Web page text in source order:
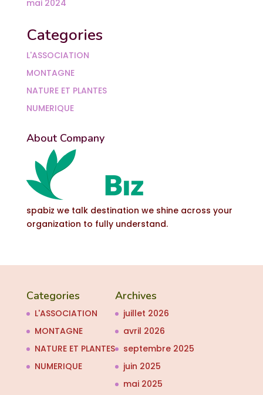
mai 2024
Categories
L'ASSOCIATION
MONTAGNE
NATURE ET PLANTES
NUMERIQUE
About Company
spabiz we talk destination we shine across your
organization to fully understand.
Categories
L'ASSOCIATION
MONTAGNE
NATURE ET PLANTES
NUMERIQUE
Archives
juillet 2026
avril 2026
septembre 2025
juin 2025
mai 2025